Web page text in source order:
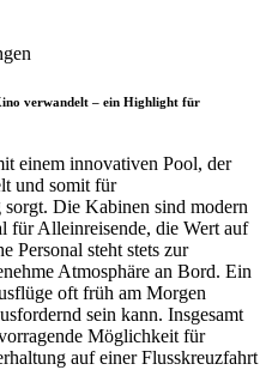
verwandelt – ein Highlight für
einem innovativen Pool, der
und somit für
Die Kabinen sind modern
für Alleinreisende, die Wert auf
Personal steht stets zur
Atmosphäre an Bord. Ein
oft früh am Morgen
sein kann. Insgesamt
Möglichkeit für
auf einer Flusskreuzfahrt